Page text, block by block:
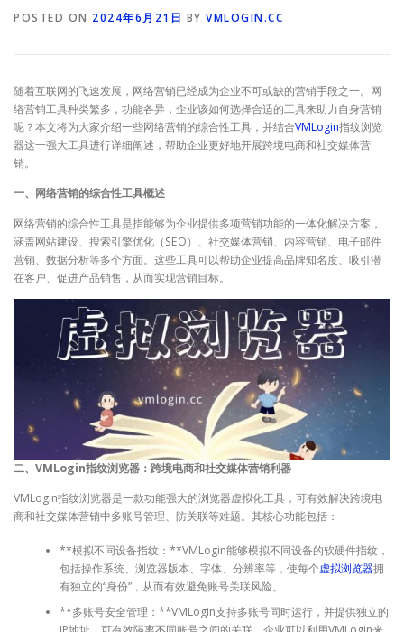
POSTED ON 2024年6月21日 BY VMLOGIN.CC
随着互联网的飞速发展，网络营销已经成为企业不可或缺的营销手段之一。网
络营销工具种类繁多，功能各异，企业该如何选择合适的工具来助力自身营销
呢？本文将为大家介绍一些网络营销的综合性工具，并结合VMLogin指纹浏览
器这一强大工具进行详细阐述，帮助企业更好地开展跨境电商和社交媒体营
销。
一、网络营销的综合性工具概述
网络营销的综合性工具是指能够为企业提供多项营销功能的一体化解决方案，
涵盖网站建设、搜索引擎优化（SEO）、社交媒体营销、内容营销、电子邮件
营销、数据分析等多个方面。这些工具可以帮助企业提高品牌知名度、吸引潜
在客户、促进产品销售，从而实现营销目标。
二、VMLogin指纹浏览器：跨境电商和社交媒体营销利器
VMLogin指纹浏览器是一款功能强大的浏览器虚拟化工具，可有效解决跨境电
商和社交媒体营销中多账号管理、防关联等难题。其核心功能包括：
**模拟不同设备指纹：**VMLogin能够模拟不同设备的软硬件指纹，
包括操作系统、浏览器版本、字体、分辨率等，使每个虚拟浏览器拥
有独立的“身份”，从而有效避免账号关联风险。
**多账号安全管理：**VMLogin支持多账号同时运行，并提供独立的